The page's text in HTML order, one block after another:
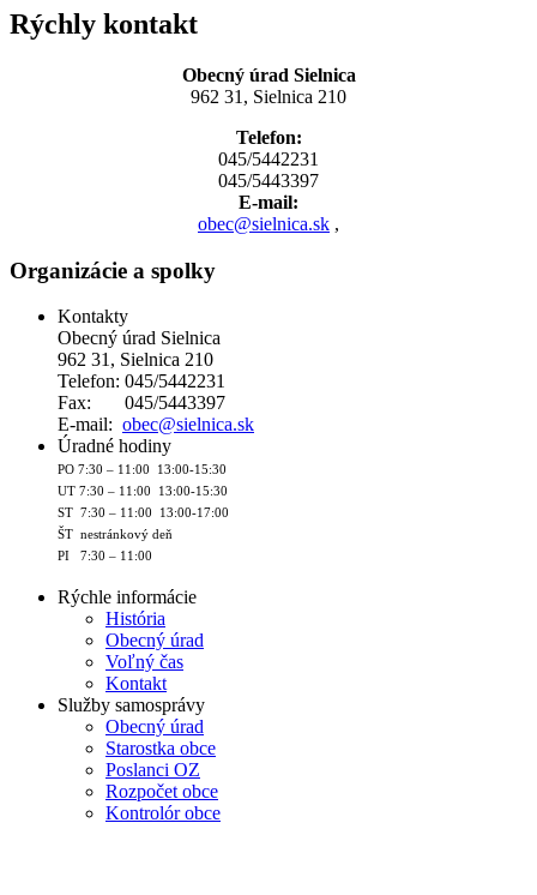
Rýchly kontakt
Obecný úrad Sielnica
962 31, Sielnica 210
Telefon:
045/5442231
045/5443397
E-mail:
obec@sielnica.sk ,
Organizácie a spolky
Kontakty
Obecný úrad Sielnica
962 31, Sielnica 210
Telefon: 045/5442231
Fax: 045/5443397
E-mail: obec@sielnica.sk
Úradné hodiny
PO 7:30 – 11:00 13:00-15:30
UT 7:30 – 11:00 13:00-15:30
ST 7:30 – 11:00 13:00-17:00
ŠT nestránkový deň
PI 7:30 – 11:00
Rýchle informácie
História
Obecný úrad
Voľný čas
Kontakt
Služby samosprávy
Obecný úrad
Starostka obce
Poslanci OZ
Rozpočet obce
Kontrolór obce